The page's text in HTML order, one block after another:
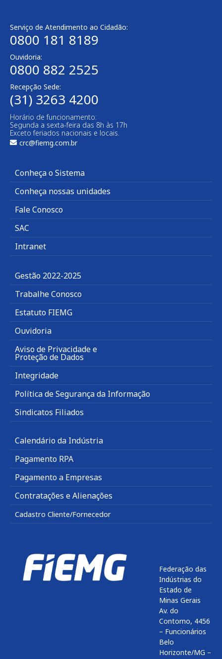
Serviço de Atendimento ao Cidadão:
0800 181 8189
Ouvidoria:
0800 882 2525
Recepção Sede:
(31) 3263 4200
Horário de funcionamento:
Segunda a sexta-feira das 8h às 17h
Exceto feriados nacionais e locais.
crc@fiemg.com.br
Conheça o Sistema
Conheça nossas unidades
Fale Conosco
SAC
Intranet
Gestão 2022-2025
Trabalhe Conosco
Estatuto FIEMG
Ouvidoria
Aviso de Privacidade e
Proteção de Dados
Integridade
Política de Segurança da Informação
Sindicatos Filiados
Calendário da Indústria
Pagamento RPA
Pagamento a Empresas
Contratações e Alienações
Cadastro Cliente/Fornecedor
Federação das
Indústrias do
Estado de
Minas Gerais
Av. do
Contorno, 4456
– Funcionários
Belo
Horizonte/MG –